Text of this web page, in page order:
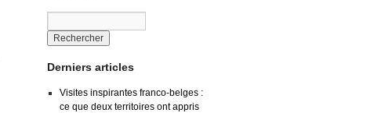
Derniers articles
Visites inspirantes franco-belges :
ce que deux territoires ont appris